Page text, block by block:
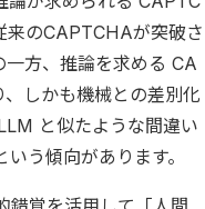
来のCAPTCHAが突破さ
一方、推論を求める CA
しかも機械との差別化
と似たような間違い
う傾向があります。